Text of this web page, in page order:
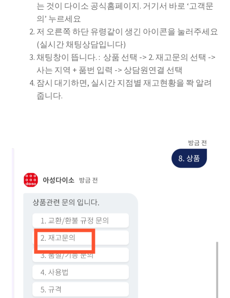
는 것이 다이소 공식홈페이지. 거기서 바로 ‘고객문
의’ 누르세요
저 오른쪽 하단 유령같이 생긴 아이콘을 눌러주세요
(실시간 채팅상담입니다)
채팅창이 뜹니다. : 상품 선택 -> 2. 재고문의 선택 ->
사는 지역 + 품번 입력 -> 상담원연결 선택
잠시 대기하면, 실시간 지점별 재고현황을 쫙 알려
줍니다.